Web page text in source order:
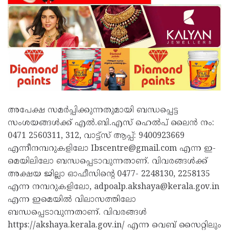
അപേക്ഷ സമർപ്പിക്കുന്നതുമായി ബന്ധപ്പെട്ട
സംശയങ്ങൾക്ക് എൽ.ബി.എസ് ഹെൽപ് ലൈൻ നം:
0471 2560311, 312, വാട്ട്സ് ആപ്പ്: 9400923669
എന്നീനമ്പറുകളിലോ Ibscentre@gmail.com എന്ന ഇ-
മെയിലിലോ ബന്ധപ്പെടാവുന്നതാണ്. വിവരങ്ങൾക്ക്
അക്ഷയ ജില്ലാ ഓഫീസിൻ്റെ 0477- 2248130, 2258135
എന്ന നമ്പറുകളിലോ, adpoalp.akshaya@kerala.gov.in
എന്ന ഇമെയിൽ വിലാസത്തിലോ
ബന്ധപ്പെടാവുന്നതാണ്. വിവരങ്ങൾ
https://akshaya.kerala.gov.in/ എന്ന വെബ് സൈറ്റിലും